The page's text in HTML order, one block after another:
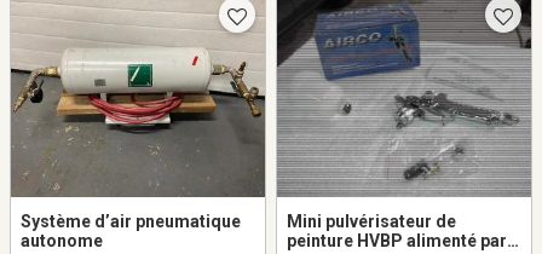
Système d’air pneumatique
autonome
Mini pulvérisateur de
peinture HVBP alimenté par